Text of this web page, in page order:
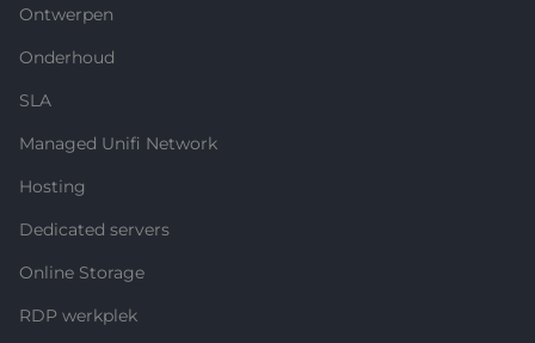
Ontwerpen
Onderhoud
SLA
Managed Unifi Network
Hosting
Dedicated servers
Online Storage
RDP werkplek